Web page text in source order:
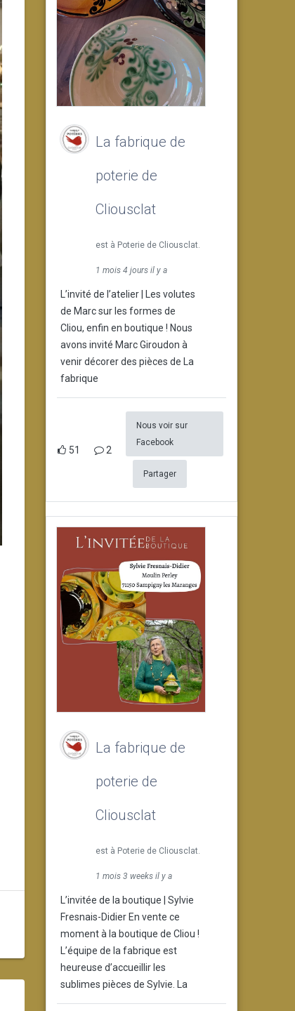
La fabrique de
poterie de
Cliousclat
est à Poterie de Cliousclat.
1 mois 4 jours il y a
L’invité de l’atelier | Les volutes
de Marc sur les formes de
Cliou, enfin en boutique ! Nous
avons invité Marc Giroudon à
venir décorer des pièces de La
fabrique
51 2
Nous voir sur
Facebook
Partager
La fabrique de
poterie de
Cliousclat
est à Poterie de Cliousclat.
1 mois 3 weeks il y a
L’invitée de la boutique | Sylvie
Fresnais-Didier En vente ce
moment à la boutique de Cliou !
L’équipe de la fabrique est
heureuse d’accueillir les
sublimes pièces de Sylvie. La